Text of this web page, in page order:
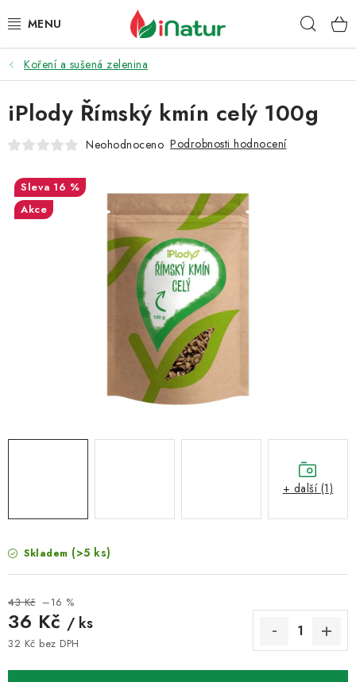
na
POTRAVINY
OŘECHY A SUŠENÉ PLODY
SNACKY
NÁPOJE
EKO DROGERIE A KOSMETIKA
ZNAČKY
Koření a sušená zelenina
Skladem (>5 ks)
43 Kč –16 %
36 Kč / ks
32 Kč bez DPH
iPlody Římský kmín celý 100g
Neohodnoceno Podrobnosti hodnocení
16 %
Akce
+ další (1)